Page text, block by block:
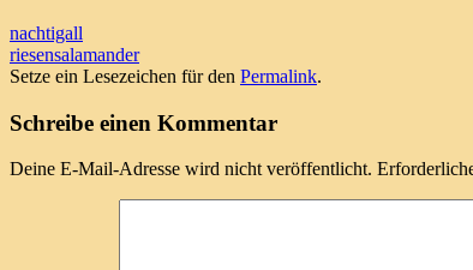
nachtigall
riesensalamander
Setze ein Lesezeichen für den Permalink.
Schreibe einen Kommentar
Deine E-Mail-Adresse wird nicht veröffentlicht.